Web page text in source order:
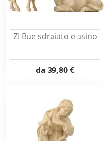
ZI Bue sdraiato e asino
da 39,80 €